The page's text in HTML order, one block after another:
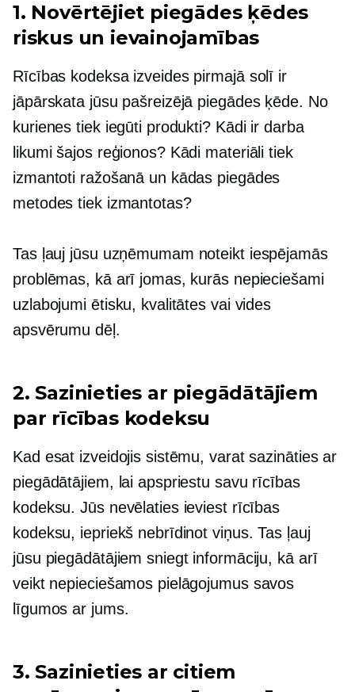
1. Novērtējiet piegādes ķēdes
riskus un ievainojamības
Rīcības kodeksa izveides pirmajā solī ir
jāpārskata jūsu pašreizējā piegādes ķēde. No
kurienes tiek iegūti produkti? Kādi ir darba
likumi šajos reģionos? Kādi materiāli tiek
izmantoti ražošanā un kādas piegādes
metodes tiek izmantotas?
Tas ļauj jūsu uzņēmumam noteikt iespējamās
problēmas, kā arī jomas, kurās nepieciešami
uzlabojumi ētisku, kvalitātes vai vides
apsvērumu dēļ.
2. Sazinieties ar piegādātājiem
par rīcības kodeksu
Kad esat izveidojis sistēmu, varat sazināties ar
piegādātājiem, lai apspriestu savu rīcības
kodeksu. Jūs nevēlaties ieviest rīcības
kodeksu, iepriekš nebrīdinot viņus. Tas ļauj
jūsu piegādātājiem sniegt informāciju, kā arī
veikt nepieciešamos pielāgojumus savos
līgumos ar jums.
3. Sazinieties ar citiem